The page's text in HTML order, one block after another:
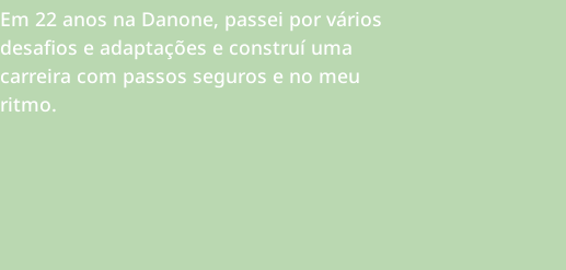
Em 22 anos na Danone, passei por vários
desafios e adaptações e construí uma
carreira com passos seguros e no meu
ritmo.